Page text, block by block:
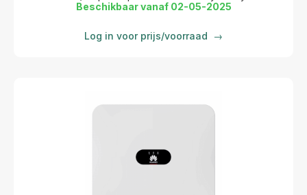
Beschikbaar vanaf 02-05-2025
Log in voor prijs/voorraad →